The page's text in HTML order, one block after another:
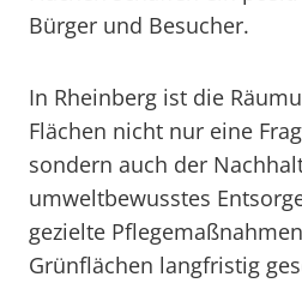
Bürger und Besucher.
In Rheinberg ist die
Flächen nicht nur eine
sondern auch der
umweltbewusstes
gezielte
Grünflächen langfristig